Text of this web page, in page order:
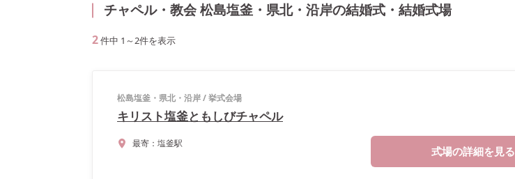
チャペル・教会 松島塩釜・県北・沿岸の結婚式・結婚式場
2件中 1 ～2件を表示
松島塩釜・県北・沿岸/挙式会場
キリスト塩釜ともしびチャペル
最寄： 塩釜駅
式場の詳細を見る